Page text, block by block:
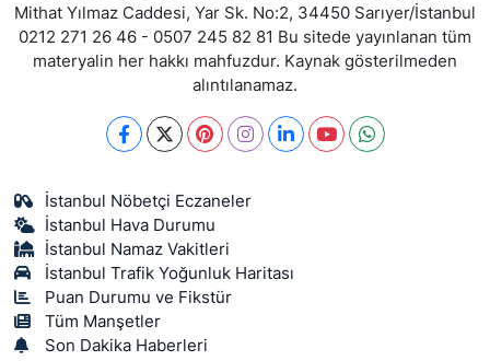
Mithat Yılmaz Caddesi, Yar Sk. No:2, 34450 Sarıyer/İstanbul
0212 271 26 46 - 0507 245 82 81 Bu sitede yayınlanan tüm
materyalin her hakkı mahfuzdur. Kaynak gösterilmeden
alıntılanamaz.
İstanbul Nöbetçi Eczaneler
İstanbul Hava Durumu
İstanbul Namaz Vakitleri
İstanbul Trafik Yoğunluk Haritası
Puan Durumu ve Fikstür
Tüm Manşetler
Son Dakika Haberleri